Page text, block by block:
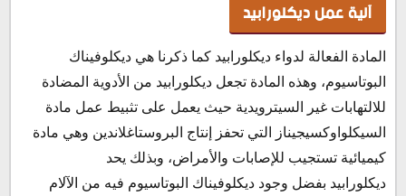
آلية عمل ديكلورابيد
المادة الفعالة لدواء ديكلورابيد كما ذكرنا هي ديكلوفيناك
البوتاسيوم، وهذه المادة تجعل ديكلورابيد من الأدوية المضادة
للالتهابات غير السيترويدية حيث يعمل على تثبيط عمل مادة
السيكلواوكسيجيناز التي تحفز إنتاج البروستاغلاندين وهي مادة
كيميائية تستجيب للإصابات والأمراض، وبذلك يحد
ديكلورابيد بفضل وجود ديكلوفيناك البوتاسيوم فيه من الآلام